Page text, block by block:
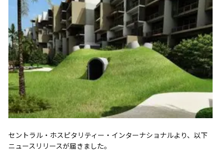
セントラル・ホスピタリティー・インターナショナルより、以下
ニュースリリースが届きました。